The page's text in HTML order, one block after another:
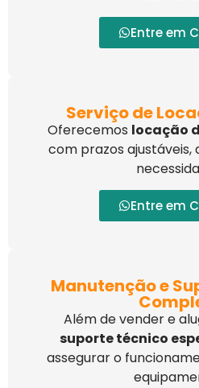
Entre em
Serviço de
Oferecemos locação
com prazos ajustáveis,
Entre em
Manutenção e
Além de vender e
suporte técnico
assegurar o